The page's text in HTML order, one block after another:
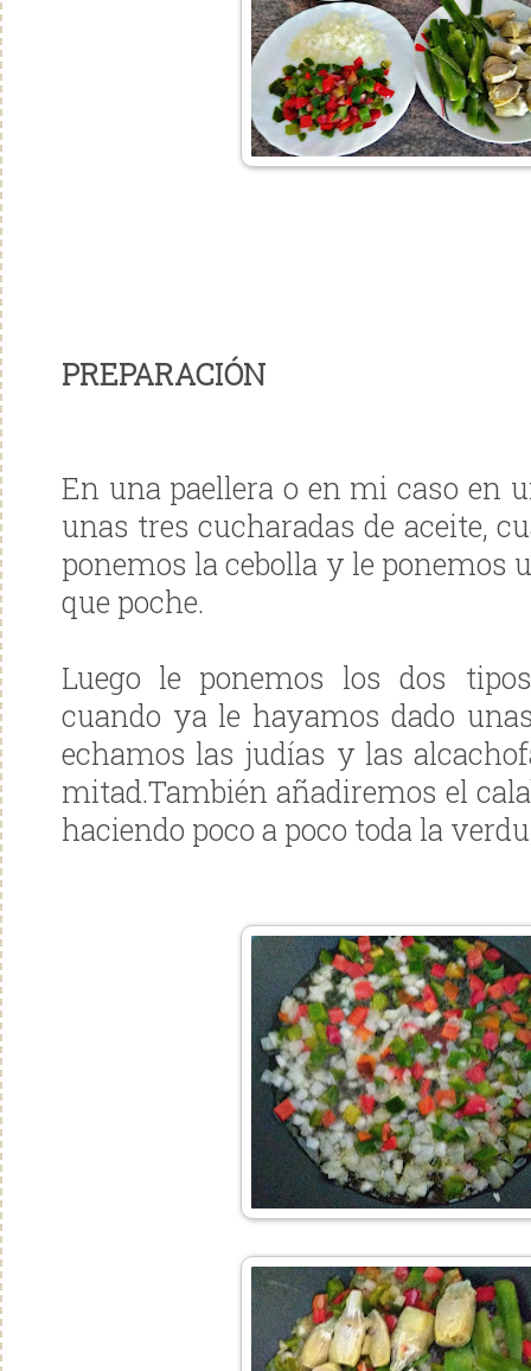
PREPARACIÓN
En una paellera o en mi caso en
unas tres cucharadas de aceite,
ponemos la cebolla y le ponemos
que poche.
Luego le ponemos los dos
cuando ya le hayamos dado
echamos las judías y las
mitad.También añadiremos el
haciendo poco a poco toda la